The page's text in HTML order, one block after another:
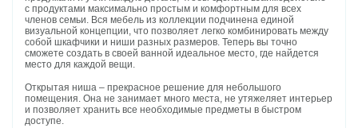
с продуктами максимально простым и комфортным для всех
членов семьи. Вся мебель из коллекции подчинена единой
визуальной концепции, что позволяет легко комбинировать между
собой шкафчики и ниши разных размеров. Теперь вы точно
сможете создать в своей ванной идеальное место, где найдется
место для каждой вещи.
Открытая ниша – прекрасное решение для небольшого
помещения. Она не занимает много места, не утяжеляет интерьер
и позволяет хранить все необходимые предметы в быстром
доступе.